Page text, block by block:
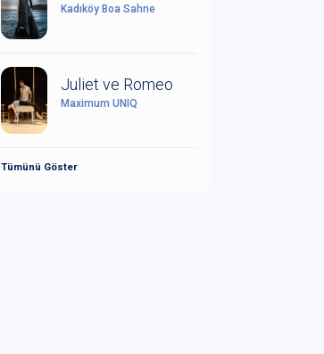
Kadıköy Boa Sahne
Juliet ve Romeo
Maximum UNIQ
Tümünü Göster